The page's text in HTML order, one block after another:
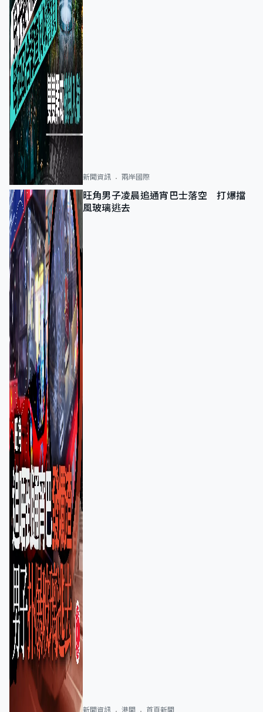
新聞資訊 兩岸國際
旺角男子凌晨追通宵巴士落空 打爆擋
風玻璃逃去
新聞資訊 港聞 首頁新聞